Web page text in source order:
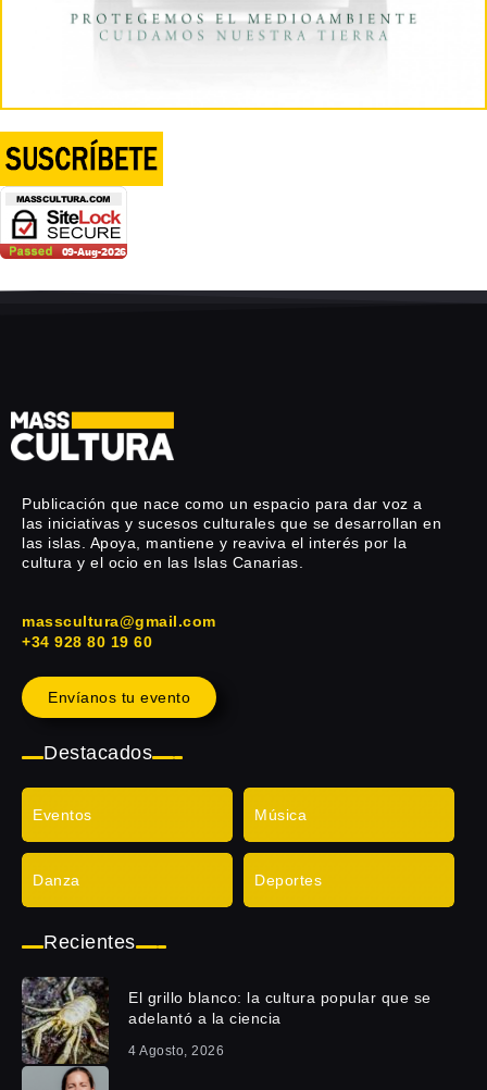
Publicación que nace como un espacio para dar voz a
las iniciativas y sucesos culturales que se desarrollan en
las islas. Apoya, mantiene y reaviva el interés por la
cultura y el ocio en las Islas Canarias.
masscultura@gmail.com
+34 928 80 19 60
Envíanos tu evento
Destacados
Eventos Música
Danza Deportes
Recientes
El grillo blanco: la cultura popular que se
adelantó a la ciencia
4 Agosto, 2026